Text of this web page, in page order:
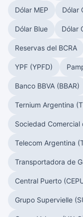
Dólar MEP Dólar
Dólar Blue Dólar
Reservas del BCRA
YPF (YPFD)
Banco BBVA (BBAR)
Ternium Argentina
Sociedad Comercial
Telecom Argentina
Transportadora de
Central Puerto
Grupo Supervielle